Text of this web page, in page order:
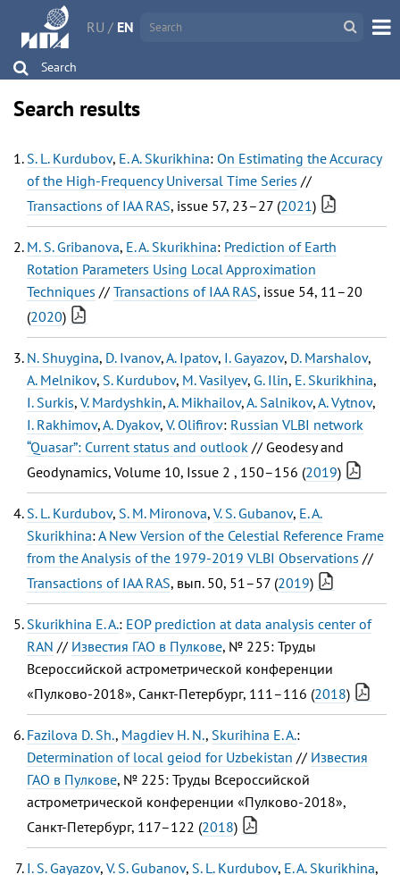
RU / EN
Search
Search results
S. L. Kurdubov, E. A. Skurikhina: On Estimating the Accuracy
of the High-Frequency Universal Time Series //
Transactions of IAA RAS, issue 57, 23–27 (2021)
M. S. Gribanova, E. A. Skurikhina: Prediction of Earth
Rotation Parameters Using Local Approximation
Techniques // Transactions of IAA RAS, issue 54, 11–20
(2020)
N. Shuygina, D. Ivanov,A. Ipatov, I. Gayazov, D. Marshalov,
A. Melnikov, S. Kurdubov, M. Vasilyev, G. Ilin, E. Skurikhina,
I. Surkis, V. Mardyshkin,A. Mikhailov,A. Salnikov,A. Vytnov,
I. Rakhimov,A. Dyakov, V. Olifirov: Russian VLBI network
“Quasar”: Current status and outlook // Geodesy and
Geodynamics, Volume 10, Issue 2 , 150–156 (2019)
S. L. Kurdubov, S. M. Mironova, V. S. Gubanov, E. A.
Skurikhina:A New Version of the Celestial Reference Frame
from the Analysis of the 1979-2019 VLBI Observations //
Transactions of IAA RAS, вып. 50, 51–57 (2019)
Skurikhina E. A.: EOP prediction at data analysis center of
RAN // Известия ГАО в Пулкове, № 225: Труды
Всероссийской астрометрической конференции
«Пулково-2018», Санкт-Петербург, 111–116 (2018)
Fazilova D. Sh., Magdiev H. N., Skurihina E. A.:
Determination of local geiod for Uzbekistan // Известия
ГАО в Пулкове, № 225: Труды Всероссийской
астрометрической конференции «Пулково-2018»,
Санкт-Петербург, 117–122 (2018)
I. S. Gayazov, V. S. Gubanov, S. L. Kurdubov, E. A. Skurikhina,